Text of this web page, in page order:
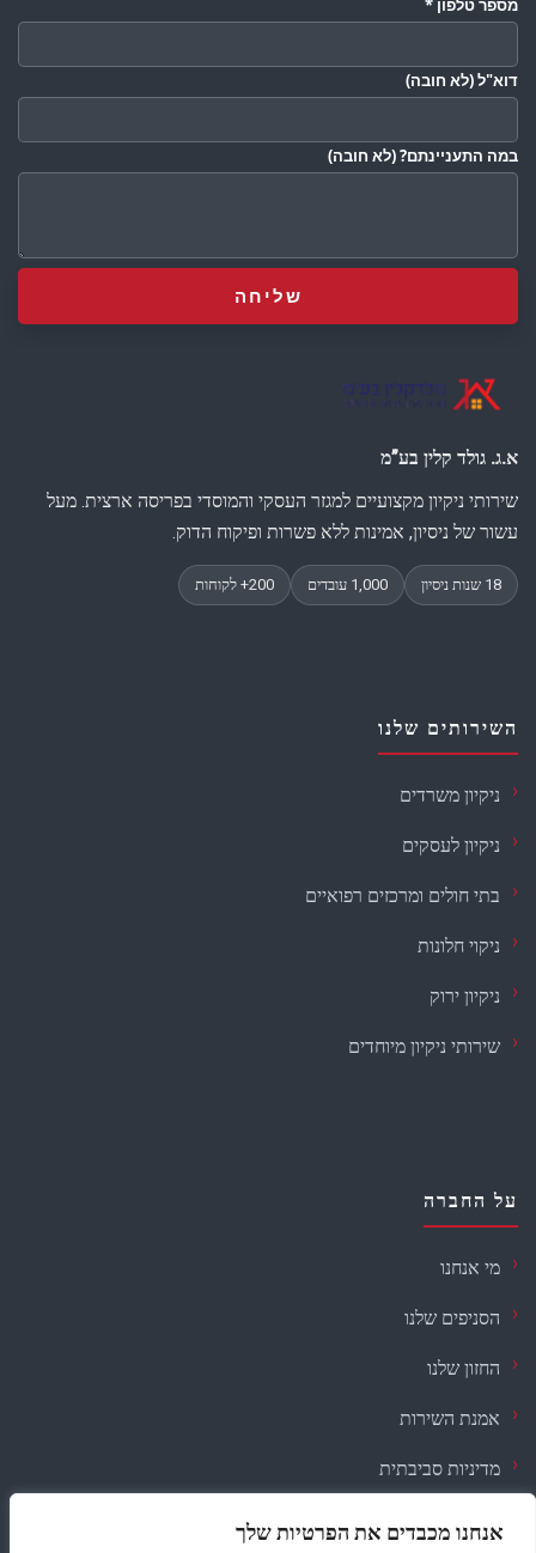
אנחנו מכבדים את הפרטיות שלך
א.ג. גולד קלין בע”מ
שירותי ניקיון מקצועיים למגזר העסקי והמוסדי בפריסה ארצית. מעל
עשור של ניסיון, אמינות ללא פשרות ופיקוח הדוק.
השירותים שלנו
ניקיון משרדים
ניקיון לעסקים
בתי חולים ומרכזים רפואיים
ניקוי חלונות
ניקיון ירוק
שירותי ניקיון מיוחדים
על החברה
מי אנחנו
הסניפים שלנו
החזון שלנו
אמנת השירות
מדיניות סביבתית
מספר טלפון *
דוא"ל(לא חובה)
במה התעניינתם?(לא חובה)